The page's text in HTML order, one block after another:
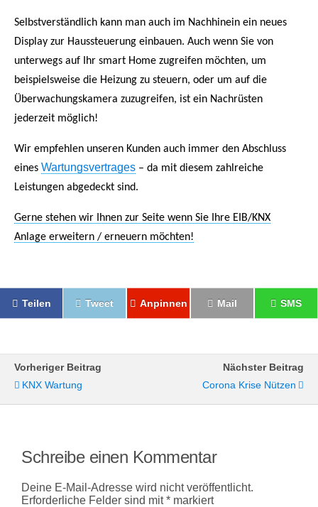
Selbstverständlich kann man auch im Nachhinein ein neues
Display zur Haussteuerung einbauen. Auch wenn Sie von
unterwegs auf Ihr smart Home zugreifen möchten, um
beispielsweise die Heizung zu steuern, oder um auf die
Überwachungskamera zuzugreifen, ist ein Nachrüsten
jederzeit möglich!
Wir empfehlen unseren Kunden auch immer den Abschluss
eines Wartungsvertrages – da mit diesem zahlreiche
Leistungen abgedeckt sind.
Gerne stehen wir Ihnen zur Seite wenn Sie Ihre EIB/KNX
Anlage erweitern / erneuern möchten!
Teilen Tweet Anpinnen Mail SMS
Vorheriger Beitrag
KNX Wartung
Nächster Beitrag
Corona Krise Nützen
Schreibe einen Kommentar
Deine E-Mail-Adresse wird nicht veröffentlicht.
Erforderliche Felder sind mit* markiert